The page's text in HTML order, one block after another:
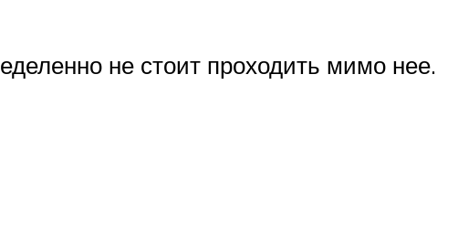
не стоит проходить мимо нее.